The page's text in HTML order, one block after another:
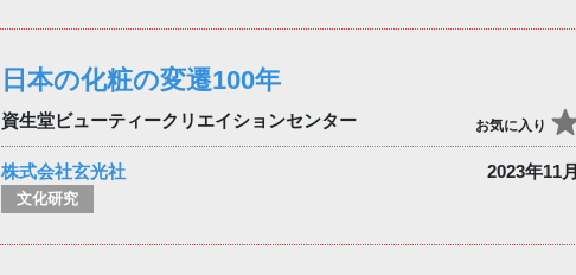
日本の化粧の変遷100年
資生堂ビューティークリエイションセンター お気に入り
株式会社玄光社 2023年11月
文化研究